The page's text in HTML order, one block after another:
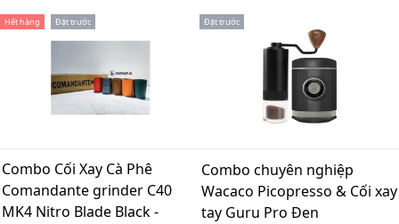
Hết hàng Đặt trước
Combo Cối Xay Cà Phê
Comandante grinder C40
MK4 Nitro Blade Black -
Đặt trước
Combo chuyên nghiệp
Wacaco Picopresso & Cối xay
tay Guru Pro Đen